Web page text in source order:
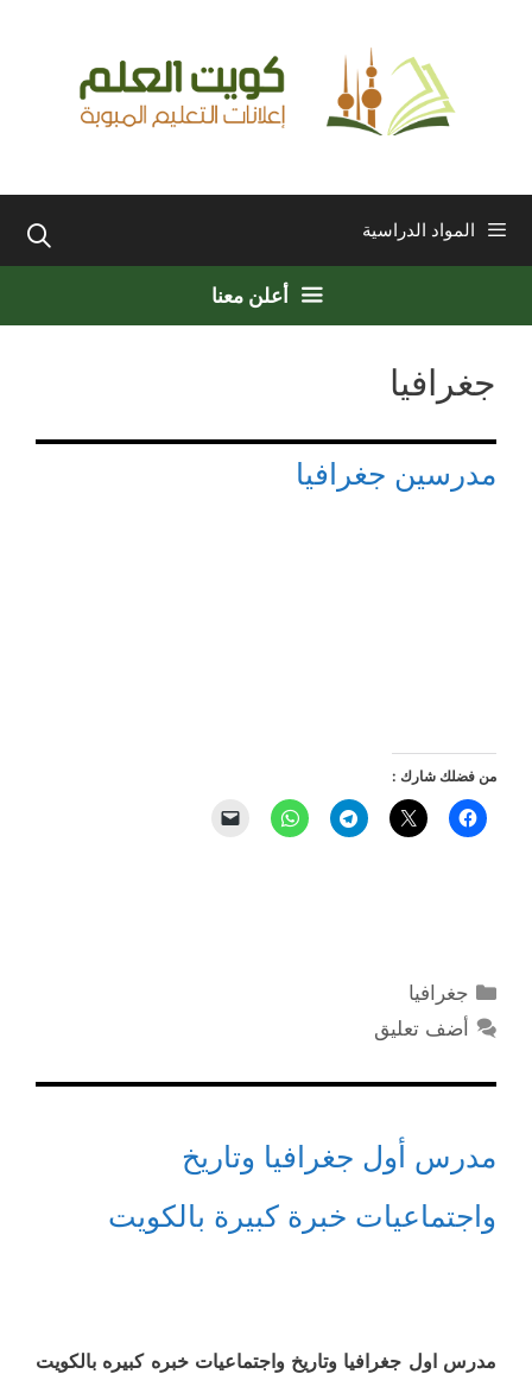
المواد الدراسية
أعلن معنا
جغرافيا
مدرسين جغرافيا
من فضلك شارك :
التصنيفات
جغرافيا
أضف تعليق
مدرس أول جغرافيا وتاريخ
واجتماعيات خبرة كبيرة بالكويت
مدرس اول جغرافيا وتاريخ واجتماعيات خبره كبيره بالكويت